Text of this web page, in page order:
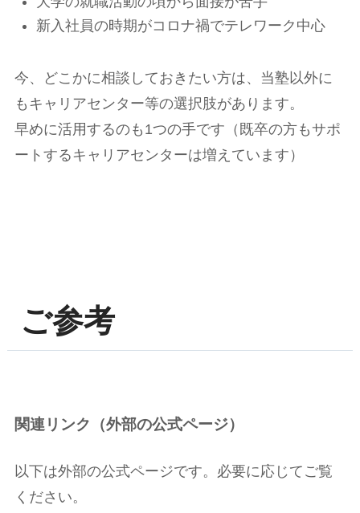
新入社員の時期がコロナ禍でテレワーク中心
今、どこかに相談しておきたい方は、当塾以外に
もキャリアセンター等の選択肢があります。
早めに活用するのも1つの手です（既卒の方もサポ
ートするキャリアセンターは増えています）
ご参考
関連リンク（外部の公式ページ）
以下は外部の公式ページです。必要に応じてご覧
ください。